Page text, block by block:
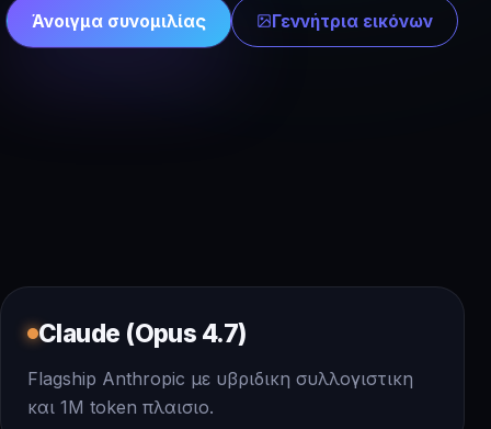
Άνοιγμα συνομιλίας Γεννήτρια εικόνων
Claude (Opus 4.7)
Flagship Anthropic με υβριδικη συλλογιστικη
και 1M token πλαισιο.